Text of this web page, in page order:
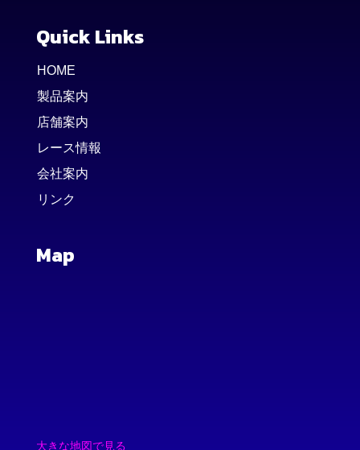
Quick Links
HOME
製品案内
店舗案内
レース情報
会社案内
リンク
Map
大きな地図で見る